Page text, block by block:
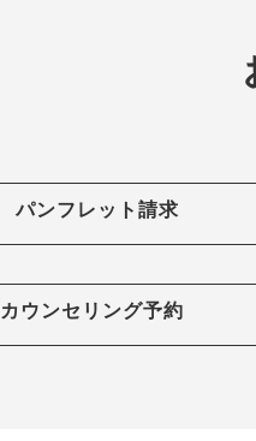
パンフレット請求
カウンセリング予約